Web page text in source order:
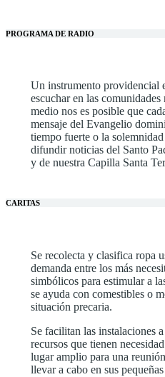
PROGRAMA DE RADIO
Un instrumento providencial
escuchar en las comunidades
medio nos es posible que
mensaje del Evangelio
tiempo fuerte o la
difundir noticias del Santo
y de nuestra Capilla Santa
CARITAS
Se recolecta y clasifica ropa
demanda entre los más
simbólicos para estimular a
se ayuda con comestibles o
situación precaria.
Se facilitan las instalaciones
recursos que tienen
lugar amplio para una
llevar a cabo en sus